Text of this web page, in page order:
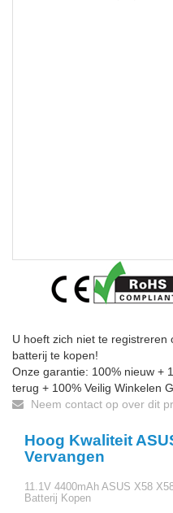
U hoeft zich niet te registreren
batterij te kopen!
Onze garantie: 100% nieuw +
terug + 100% Veilig Winkelen
Neem contact op over dit
Hoog Kwaliteit
Vervangen
11.1V 4400mAh ASUS X58
Batterij Kopen